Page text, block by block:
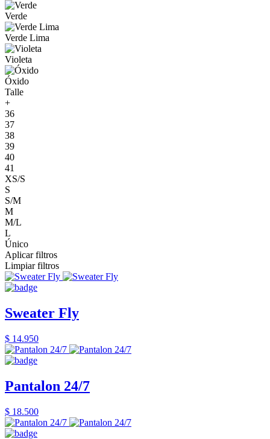
Verde
Verde Lima
Violeta
Óxido
Talle
+
36
37
38
39
40
41
XS/S
S
S/M
M
M/L
L
Único
Aplicar filtros
Limpiar filtros
Sweater Fly
$ 14.950
Pantalon 24/7
$ 18.500